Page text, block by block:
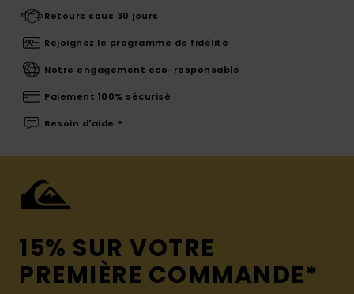
Retours sous 30 jours
Rejoignez le programme de fidélité
Notre engagement eco-responsable
Paiement 100% sécurisé
Besoin d'aide ?
15% SUR VOTRE
PREMIÈRE COMMANDE*